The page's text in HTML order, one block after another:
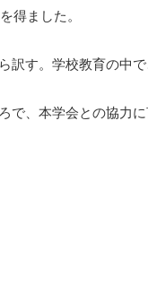
得ました。
訳す。学校教育の中
で、本学会との協力に